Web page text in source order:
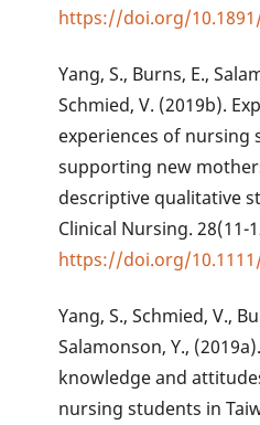
https://doi.org/10.1891/
Yang, S., Burns, E.,
Schmied, V. (2019b).
experiences of nursing
supporting new
descriptive qualitative
Clinical Nursing. 28(11-
https://doi.org/
Yang, S., Schmied, V.,
Salamonson, Y.,
knowledge and
nursing students in